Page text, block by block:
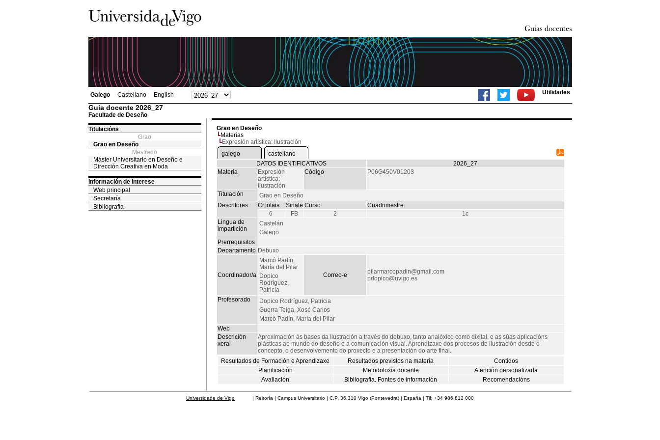
Galego Castellano English Utilidades
Guia docente 2026_27
Facultade de Deseño
Titulacións
Grao
Grao en Deseño
Mestrado
Máster Universitario en Deseño e
Dirección Creativa en Moda
Información de interese
Web principal
Secretaría
Bibliografía
Grao en Deseño
Materias
Expresión artística: Ilustración
galego
castellano
DATOS IDENTIFICATIVOS
2026_27
Materia
Expresión
artística:
Ilustración
Código P06G450V01203
Titulación
Grao en Deseño
Descritores
Cr.totais Sinale Curso
Cuadrimestre
6
FB 2
1c
Lingua de
impartición
Castelán
Galego
Prerrequisitos
Departamento Debuxo
Coordinador/a
Marcó Padín,
María del Pilar
Dopico
Rodríguez,
Patricia
Correo-e
pilarmarcopadin@gmail.com
pdopico@uvigo.es
Profesorado
Dopico Rodríguez, Patricia
Guerra Teiga, Xosé Carlos
Marcó Padín, María del Pilar
Web
Descrición
xeral
Aproximación ás bases da Ilustración a través do debuxo, tanto analóxico como dixital, e as súas aplicacións
plásticas ao mundo do deseño e a comunicación visual. Aprendizaxe dos procesos de ilustración desde o
concepto, o desenvolvemento do proxecto e a presentación do arte final.
Resultados de Formación e Aprendizaxe
Resultados previstos na materia
Contidos
Planificación
Metodoloxía docente
Atención personalizada
Avaliación
Bibliografía. Fontes de información Recomendacións
Universidade de Vigo | Reitoría | Campus Universitario | C.P. 36.310 Vigo (Pontevedra) | España | Tlf: +34 986 812 000